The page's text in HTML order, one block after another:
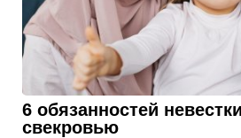
6 обязанностей
свекровью